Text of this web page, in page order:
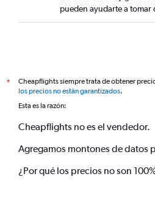
pueden ayudarte a tomar
*
Cheapflights siempre trata de obtener
los precios no están garantizados.
Esta es la razón:
Cheapflights no es el vendedor.
Agregamos montones de datos
¿Por qué los precios no son